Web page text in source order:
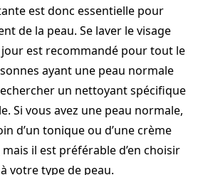
est donc essentielle pour
de la peau. Se laver le visage
est recommandé pour tout le
ayant une peau normale
un nettoyant spécifique
Si vous avez une peau normale,
d’un tonique ou d’une crème
il est préférable d’en choisir
votre type de peau.